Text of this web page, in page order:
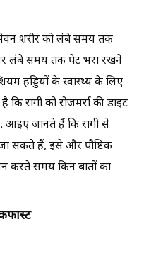
सेवन शरीर को लंबे समय तक
लंबे समय तक पेट भरा रखने
हड्डियों के स्वास्थ्य के लिए
रागी को रोजमर्रा की डाइट
आइए जानते हैं कि रागी से
सकते हैं, इसे और पौष्टिक
करते समय किन बातों का